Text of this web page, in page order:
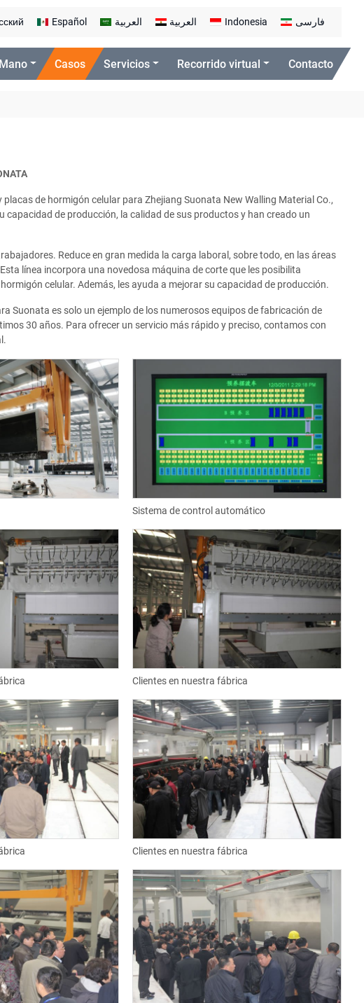
Español العربية العربية Indonesia فارسی
Casos Servicios Recorrido virtual Contacto
de hormigón celular para Zhejiang Suonata New Walling Material Co.,
de producción, la calidad de sus productos y han creado un
Reduce en gran medida la carga laboral, sobre todo, en las áreas
línea incorpora una novedosa máquina de corte que les posibilita
celular. Además, les ayuda a mejorar su capacidad de producción.
Suonata es solo un ejemplo de los numerosos equipos de fabricación de
30 años. Para ofrecer un servicio más rápido y preciso, contamos con
Sistema de control automático
Clientes en nuestra fábrica
Clientes en nuestra fábrica